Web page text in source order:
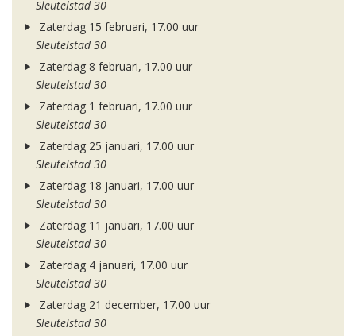
Sleutelstad 30
Zaterdag 15 februari, 17.00 uur
Sleutelstad 30
Zaterdag 8 februari, 17.00 uur
Sleutelstad 30
Zaterdag 1 februari, 17.00 uur
Sleutelstad 30
Zaterdag 25 januari, 17.00 uur
Sleutelstad 30
Zaterdag 18 januari, 17.00 uur
Sleutelstad 30
Zaterdag 11 januari, 17.00 uur
Sleutelstad 30
Zaterdag 4 januari, 17.00 uur
Sleutelstad 30
Zaterdag 21 december, 17.00 uur
Sleutelstad 30